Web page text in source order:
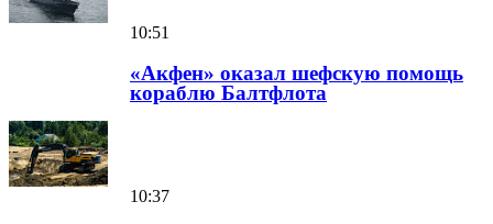
10:51
«Акфен» оказал шефскую помощь
кораблю Балтфлота
10:37